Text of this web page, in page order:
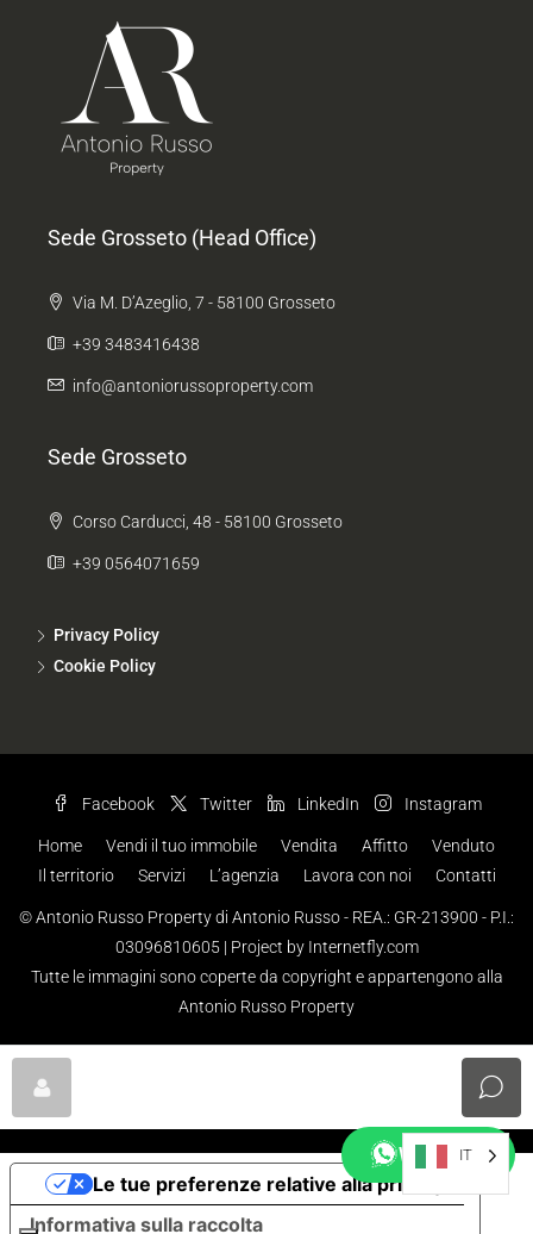
Sede Grosseto (Head Office)
Via M. D’Azeglio, 7 - 58100 Grosseto
+39 3483416438
info@antoniorussoproperty.com
Sede Grosseto
Corso Carducci, 48 - 58100 Grosseto
+39 0564071659
Privacy Policy
Cookie Policy
Facebook Twitter LinkedIn Instagram
Home Vendi il tuo immobile Vendita Affitto
Venduto
Il territorio
Servizi L’agenzia Lavora con noi Contatti
© Antonio Russo Property di Antonio Russo - REA.: GR-213900 - P.I.:
03096810605 | Project by Internetfly.com
Tutte le immagini sono coperte da copyright e appartengono alla
Antonio Russo Property
WhatsApp
IT
Informativa sulla raccolta
Le tue preferenze relative alla privacy